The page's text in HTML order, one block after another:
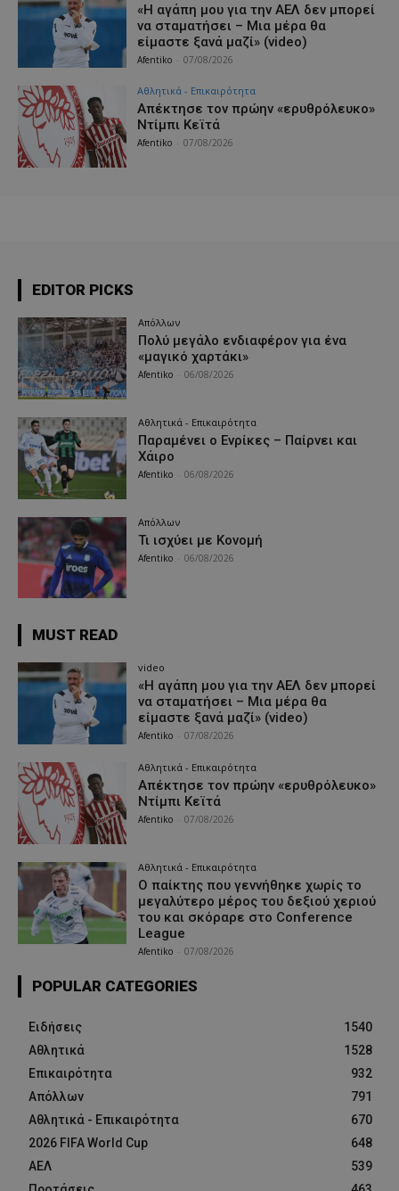
«Η αγάπη μου για την ΑΕΛ δεν μπορεί
να σταματήσει – Μια μέρα θα
είμαστε ξανά μαζί» (video)
Afentiko 07/08/2026
Αθλητικά - Επικαιρότητα
Απέκτησε τον πρώην «ερυθρόλευκο»
Ντίμπι Κεϊτά
Afentiko 07/08/2026
EDITOR PICKS
Απόλλων
Πολύ μεγάλο ενδιαφέρον για ένα
«μαγικό χαρτάκι»
Afentiko 06/08/2026
Αθλητικά - Επικαιρότητα
Παραμένει ο Ενρίκες – Παίρνει και
Χάιρο
Afentiko 06/08/2026
Απόλλων
Τι ισχύει με Κονομή
Afentiko 06/08/2026
MUST READ
video
«Η αγάπη μου για την ΑΕΛ δεν μπορεί
να σταματήσει – Μια μέρα θα
είμαστε ξανά μαζί» (video)
Afentiko 07/08/2026
Αθλητικά - Επικαιρότητα
Απέκτησε τον πρώην «ερυθρόλευκο»
Ντίμπι Κεϊτά
Afentiko 07/08/2026
Αθλητικά - Επικαιρότητα
Ο παίκτης που γεννήθηκε χωρίς το
μεγαλύτερο μέρος του δεξιού χεριού
του και σκόραρε στο Conference
League
Afentiko 07/08/2026
POPULAR CATEGORIES
Ειδήσεις
1540
Αθλητικά
1528
Επικαιρότητα
932
Απόλλων
791
Αθλητικά - Επικαιρότητα
670
2026 FIFA World Cup
648
ΑΕΛ
539